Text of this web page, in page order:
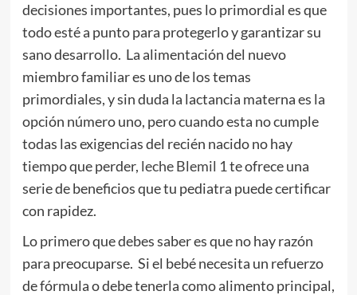
decisiones importantes, pues lo primordial es que
todo esté a punto para protegerlo y garantizar su
sano desarrollo. La alimentación del nuevo
miembro familiar es uno de los temas
primordiales, y sin duda la lactancia materna es la
opción número uno, pero cuando esta no cumple
todas las exigencias del recién nacido no hay
tiempo que perder, leche Blemil 1te ofrece una
serie de beneficios que tu pediatra puede certificar
con rapidez.
Lo primero que debes saber es que no hay razón
para preocuparse. Si el bebé necesita un refuerzo
de fórmula o debe tenerla como alimento principal,